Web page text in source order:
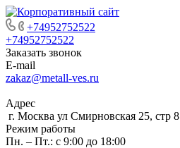
+74952752522
+74952752522
Заказать звонок
E-mail
zakaz@metall-ves.ru
Адрес
г. Москва ул Смирновская 25, стр 8
Режим работы
Пн. – Пт.: с 9:00 до 18:00